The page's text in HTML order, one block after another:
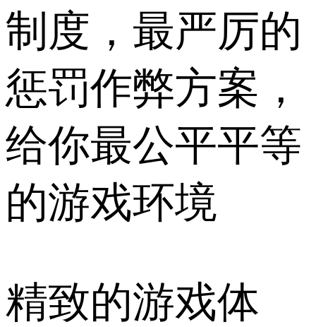
制度，最严厉的
惩罚作弊方案，
给你最公平平等
的游戏环境
精致的游戏体